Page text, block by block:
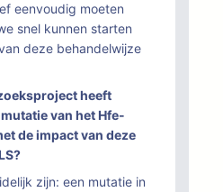
eenvoudig moeten
snel kunnen starten
deze behandelwijze
heeft
van het Hfe-
de impact van deze
zijn: een mutatie in